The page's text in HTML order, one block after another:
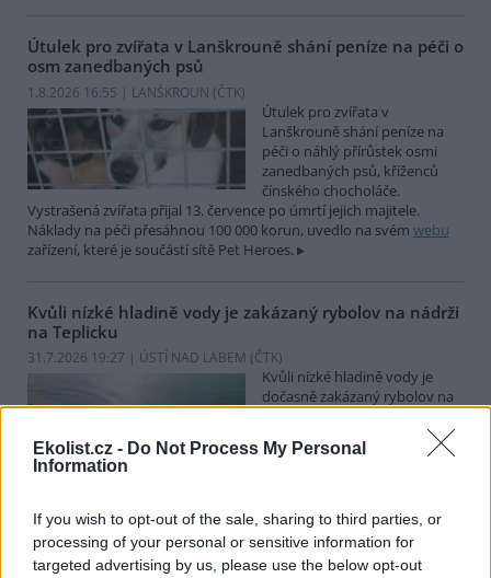
Ekolist.cz - Do Not Process My Personal
Information
If you wish to opt-out of the sale, sharing to third parties, or
processing of your personal or sensitive information for
targeted advertising by us, please use the below opt-out
Útulek pro zvířata v Lanškrouně shání peníze na péči o
osm zanedbaných psů
1.8.2026 16:55 | LANŠKROUN (ČTK)
Útulek pro zvířata v
Lanškrouně shání peníze na
péči o náhlý přírůstek osmi
zanedbaných psů, kříženců
čínského chocholáče.
Vystrašená zvířata přijal 13. července po úmrtí jejich majitele.
Náklady na péči přesáhnou 100 000 korun, uvedlo na svém webu
zařízení, které je součástí sítě Pet Heroes.
Kvůli nízké hladině vody je zakázaný rybolov na nádrži
na Teplicku
31.7.2026 19:27 | ÚSTÍ NAD LABEM (ČTK)
Kvůli nízké hladině vody je
dočasně zakázaný rybolov na
umístili přístroje do Modlanské
nádrže ve stejném okresu. Vodu pomáhá provzdušňovat technika.
přes léto častější, mnohdy se ale ztrátám předejít nedá. ČTK o tom
informoval mluvčí severočeských rybářů Jan Skalský.